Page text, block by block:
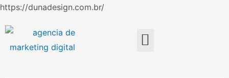
https://dunadesign.com.br/Ir
Menu
de
Post